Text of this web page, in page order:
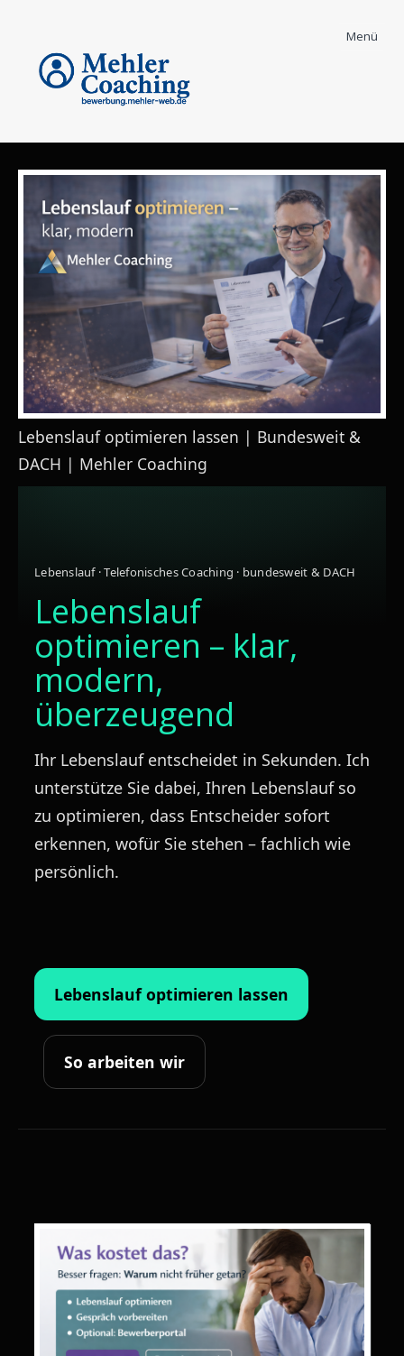
Menü
Bewerber Coaching
Informationen - News und mehr
High Ticket Coaching
Body Mind Spirit
Karrierecoaching
Security & Coaching
Gewalt in Arztpraxen
Impressum
Datenschutzerklärung
Lebenslauf optimieren lassen | Bundesweit &
DACH | Mehler Coaching
Lebenslauf · Telefonisches Coaching · bundesweit & DACH
Lebenslauf
optimieren – klar,
modern,
überzeugend
Ihr Lebenslauf entscheidet in Sekunden. Ich
unterstütze Sie dabei, Ihren Lebenslauf so
zu optimieren, dass Entscheider sofort
erkennen, wofür Sie stehen – fachlich wie
persönlich.
Lebenslauf optimieren lassen
So arbeiten wir